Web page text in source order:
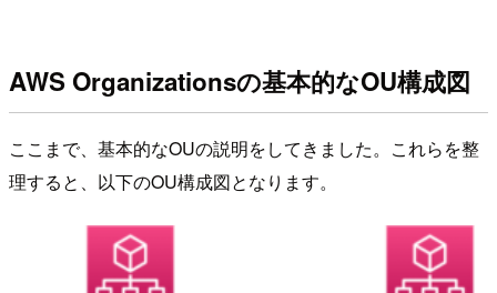
AWS Organizationsの基本的なOU構成図
ここまで、基本的なOUの説明をしてきました。これらを整
理すると、以下のOU構成図となります。